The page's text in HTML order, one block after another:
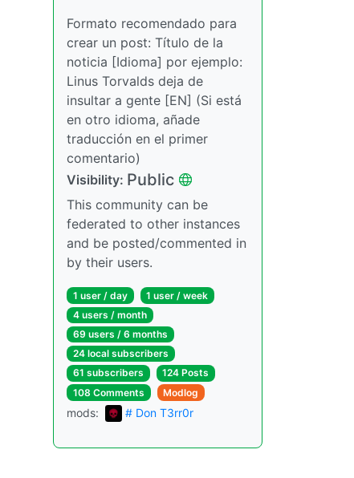
Formato recomendado para
crear un post: Título de la
noticia [Idioma] por ejemplo:
Linus Torvalds deja de
insultar a gente [EN] (Si está
en otro idioma, añade
traducción en el primer
comentario)
Visibility: Public
This community can be
federated to other instances
and be posted/commented in
by their users.
1 user / day
1 user / week
4 users / month
69 users / 6 months
24 local subscribers
61 subscribers
124 Posts
108 Comments
Modlog
mods: # Don T3rr0r